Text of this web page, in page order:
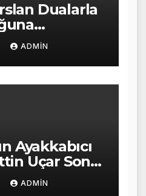
Dualarla
ADMIN
Ayakkabıcı
Uçar Son
ADMIN